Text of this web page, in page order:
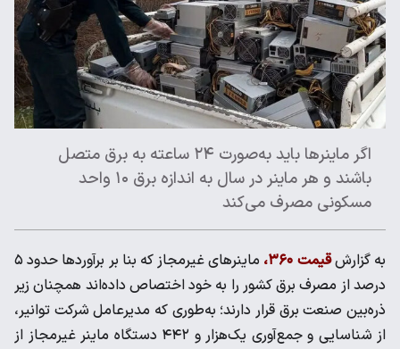
اگر ماینرها باید به‌صورت ۲۴ ساعته به برق متصل
باشند و هر ماینر در سال به اندازه برق ۱۰ واحد
مسکونی مصرف می‌کند
به گزارشقیمت ۳۶۰،
ماینرهای غیرمجاز که بنا بر برآوردها حدود ۵
درصد از مصرف برق کشور را به خود اختصاص داده‌اند همچنان زیر
ذره‌بین صنعت برق قرار دارند؛ به‌طوری که مدیرعامل شرکت توانیر،
از شناسایی و جمع‌آوری یک‌هزار و ۴۴۲ دستگاه ماینر غیرمجاز از